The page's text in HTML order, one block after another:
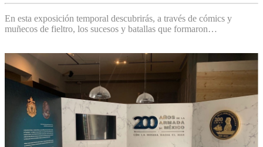
En esta exposición temporal descubrirás, a través de cómics y
muñecos de fieltro, los sucesos y batallas que formaron…